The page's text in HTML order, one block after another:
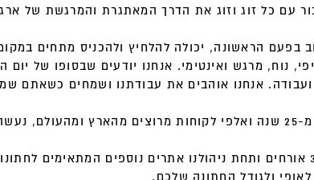
עם כל זוג וזוג את הדרך המאתגרת והמרגשת של
בפעם הראשונה, יכולה להלחיץ ולהכניס מתחים
נוח, מרגש ואינטימי. אנחנו יודעים שבסופו של
אנחנו אוהבים את עבודתנו ושמחים כשאתם
שתרצו!
ולגודל החתונה שלכם .